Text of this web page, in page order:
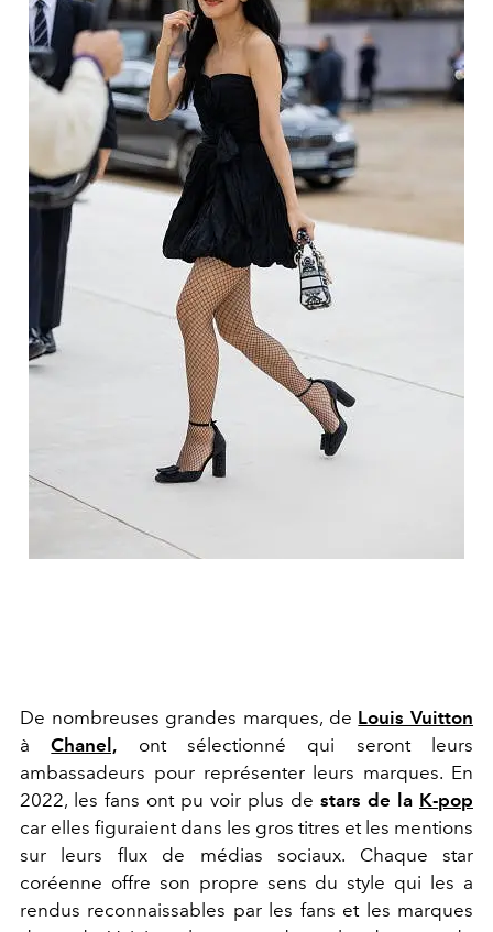
De nombreuses grandes marques, de Louis Vuitton
àChanel, ont sélectionné qui seront leurs
ambassadeurs pour représenter leurs marques. En
2022, les fans ont pu voir plus de stars de la K-pop
car elles figuraient dans les gros titres et les mentions
sur leurs flux de médias sociaux. Chaque star
coréenne offre son propre sens du style qui les a
rendus reconnaissables par les fans et les marques